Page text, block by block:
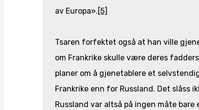
av Europa». [5]
Tsaren forfektet også at han ville
om Frankrike skulle være deres
planer om å gjenetablere et
Frankrike enn for Russland. Det slåss
Russland var altså på ingen måte